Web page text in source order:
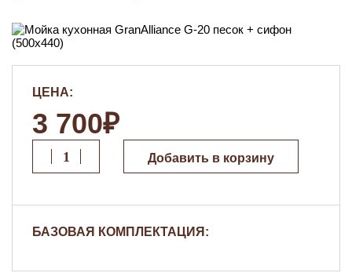
ЦЕНА:
3 700₽
Добавить в корзину
БАЗОВАЯ КОМПЛЕКТАЦИЯ: